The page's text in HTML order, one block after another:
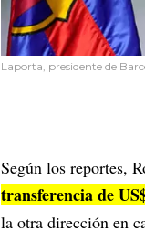
Laporta, presidente de
Según los reportes,
transferencia de
la otra dirección en